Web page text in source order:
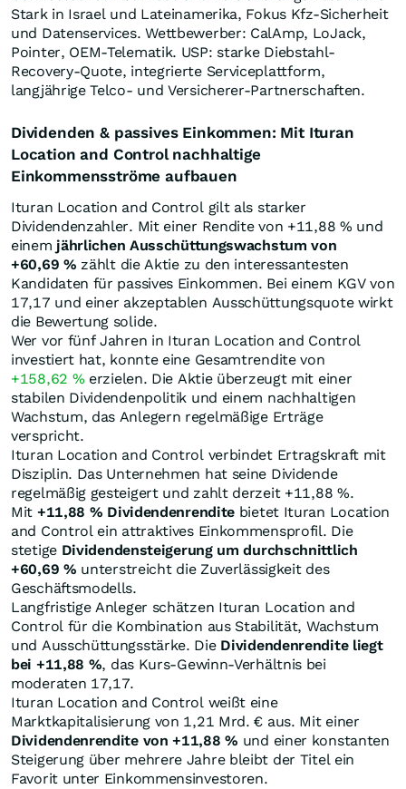
Stark in Israel und Lateinamerika, Fokus Kfz-Sicherheit
und Datenservices. Wettbewerber: CalAmp, LoJack,
Pointer, OEM-Telematik. USP: starke Diebstahl-
Recovery-Quote, integrierte Serviceplattform,
langjährige Telco- und Versicherer-Partnerschaften.
Dividenden & passives Einkommen: Mit Ituran
Location and Control nachhaltige
Einkommensströme aufbauen
Ituran Location and Control gilt als starker
Dividendenzahler. Mit einer Rendite von +11,88 % und
einem jährlichen Ausschüttungswachstum von
+60,69 % zählt die Aktie zu den interessantesten
Kandidaten für passives Einkommen. Bei einem KGV von
17,17 und einer akzeptablen Ausschüttungsquote wirkt
die Bewertung solide.
Wer vor fünf Jahren in Ituran Location and Control
investiert hat, konnte eine Gesamtrendite von
+158,62 % erzielen. Die Aktie überzeugt mit einer
stabilen Dividendenpolitik und einem nachhaltigen
Wachstum, das Anlegern regelmäßige Erträge
verspricht.
Ituran Location and Control verbindet Ertragskraft mit
Disziplin. Das Unternehmen hat seine Dividende
regelmäßig gesteigert und zahlt derzeit +11,88 %.
Mit +11,88 % Dividendenrendite bietet Ituran Location
and Control ein attraktives Einkommensprofil. Die
stetige Dividendensteigerung um durchschnittlich
+60,69 % unterstreicht die Zuverlässigkeit des
Geschäftsmodells.
Langfristige Anleger schätzen Ituran Location and
Control für die Kombination aus Stabilität, Wachstum
und Ausschüttungsstärke. Die Dividendenrendite liegt
bei +11,88 %, das Kurs-Gewinn-Verhältnis bei
moderaten 17,17.
Ituran Location and Control weißt eine
Marktkapitalisierung von 1,21 Mrd. € aus. Mit einer
Dividendenrendite von +11,88% und einer konstanten
Steigerung über mehrere Jahre bleibt der Titel ein
Favorit unter Einkommensinvestoren.